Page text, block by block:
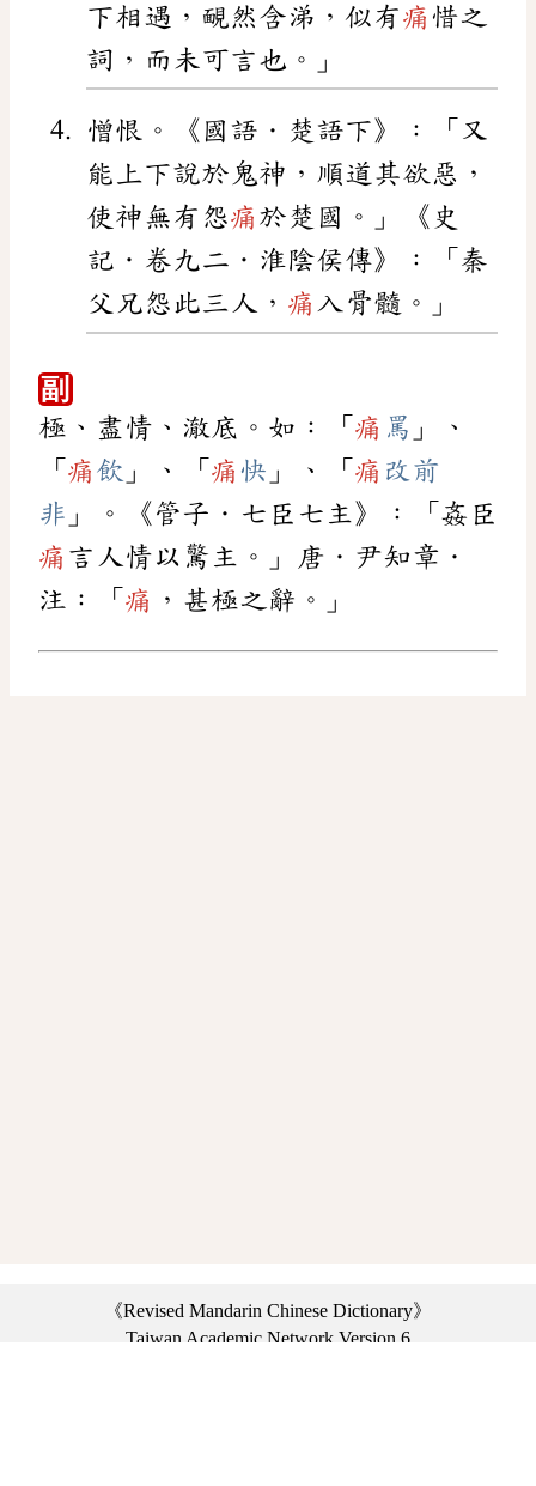
下相遇，靦然含涕，似有痛 惜之
詞，而未可言也。」
憎恨。《國語．楚語下》：「又
能上下說於鬼神，順道其欲惡，
使神無有怨痛 於楚國。」《史
記．卷九二．淮陰侯傳》：「秦
父兄怨此三人， 痛 入骨髓。」
副
極、盡情、澈底。如：「 痛 罵 」、
「 痛 飲 」、「 痛 快 」、「 痛 改前
非 」。《管子．七臣七主》：「姦臣
痛 言人情以驚主。」唐．尹知章．
注：「 痛 ，甚極之辭。」
《Revised Mandarin Chinese Dictionary》
Taiwan Academic Network Version 6